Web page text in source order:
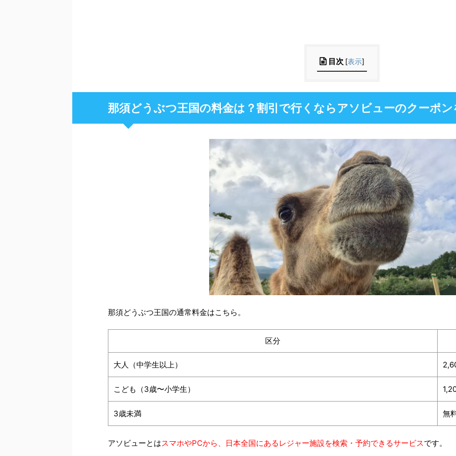
目次 [表示]
那須どうぶつ王国の料金は？割引で行くならアソビューのクーポン
那須どうぶつ王国の通常料金はこちら。
区分
大人（中学生以上）
こども（3歳〜小学生）
3歳未満 無
アソビューとはスマホやPCから、日本全国にあるレジャー施設を検索・予約できるサービスです。